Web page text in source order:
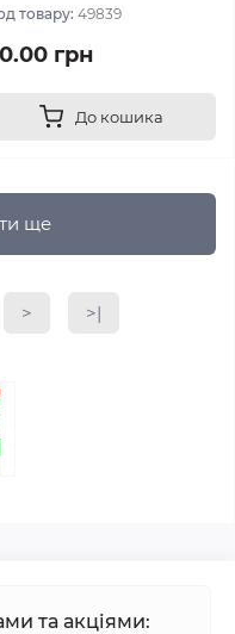
товару: 49839
грн
До кошика
ще
> >|
та акціями: